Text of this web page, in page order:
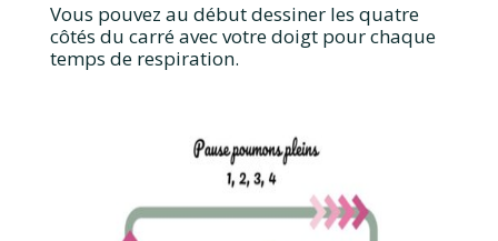
Vous pouvez au début dessiner les quatre
côtés du carré avec votre doigt pour chaque
temps de respiration.